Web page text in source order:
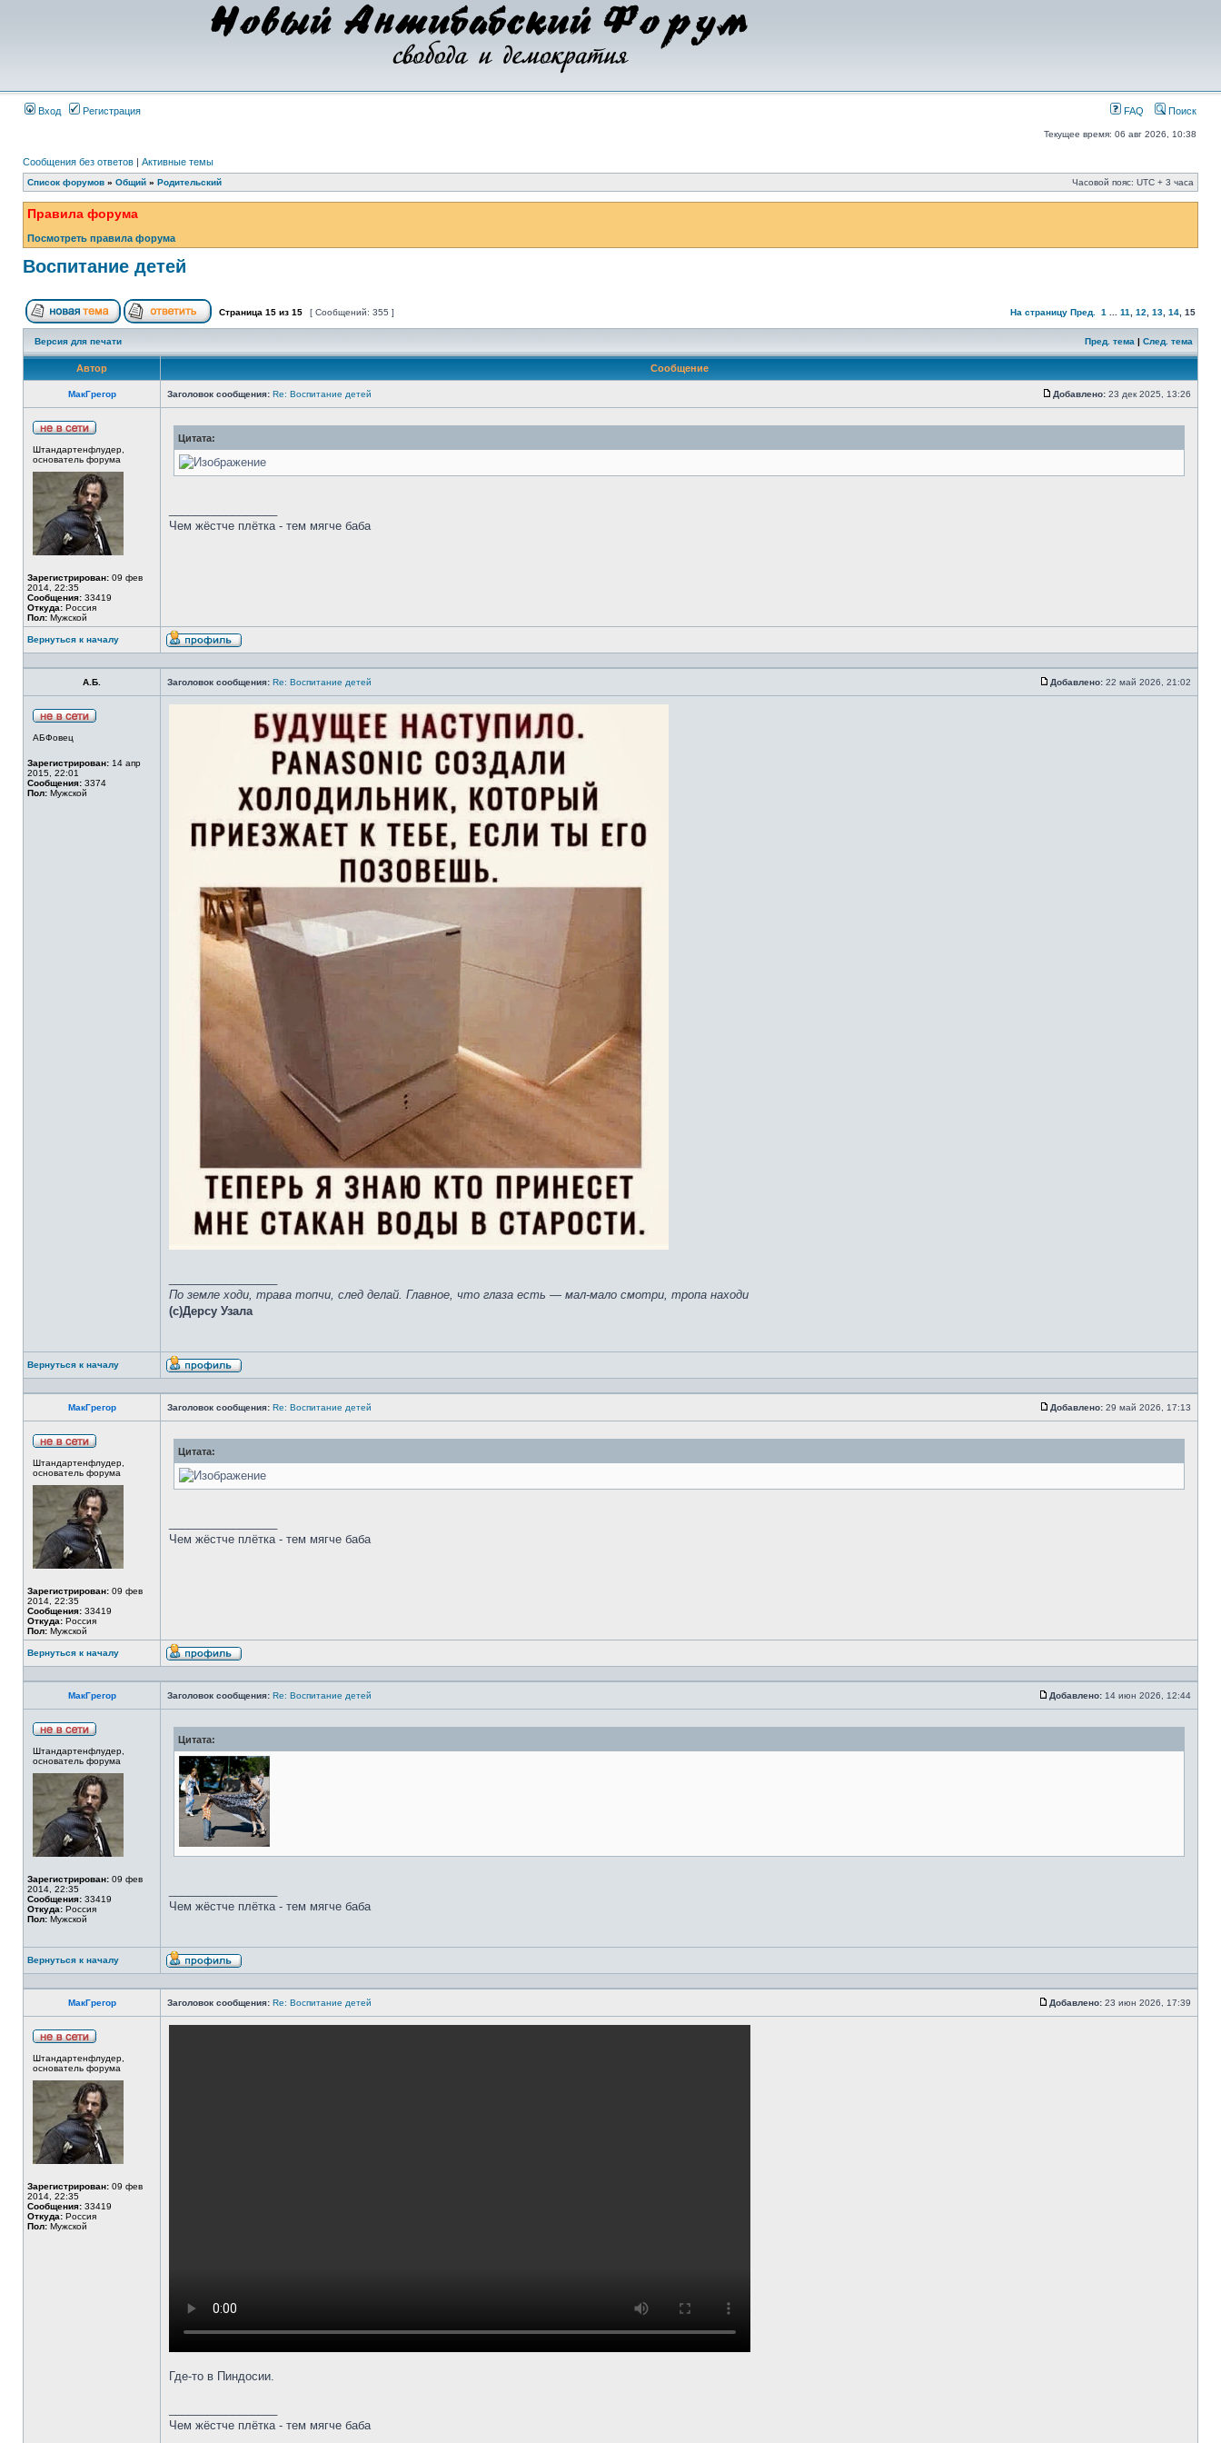
Вход Регистрация FAQ Поиск
Текущее время: 06 авг 2026, 10:38
Сообщения без ответов | Активные темы
Список форумов » Общий » Родительский Часовой пояс: UTC + 3 часа
Правила форума
Посмотреть правила форума
Воспитание детей
Страница 15 из 15 [ Сообщений: 355 ] На страницу Пред. 1 11 12 13 14 15
Версия для печати Пред. тема | След. тема
Автор Сообщение
МакГрегор Заголовок сообщения: Re: Воспитание детей Добавлено: 23 дек 2025, 13:26
Штандартенфлудер,
основатель форума
Зарегистрирован: 09 фев
2014, 22:35
Сообщения: 33419
Откуда: Россия
Пол: Мужской
Цитата:
Чем жёстче плётка - тем мягче баба
Вернуться к началу
А.Б. Заголовок сообщения: Re: Воспитание детей Добавлено: 22 май 2026, 21:02
АБФовец
Зарегистрирован: 14 апр
2015, 22:01
Сообщения: 3374
Пол: Мужской
По земле ходи, трава топчи, след делай. Главное, что глаза есть — мал-мало смотри, тропа находи
(с)Дерсу Узала
Вернуться к началу
МакГрегор Заголовок сообщения: Re: Воспитание детей Добавлено: 29 май 2026, 17:13
Штандартенфлудер,
основатель форума
Зарегистрирован: 09 фев
2014, 22:35
Сообщения: 33419
Откуда: Россия
Пол: Мужской
Цитата:
Чем жёстче плётка - тем мягче баба
Вернуться к началу
МакГрегор Заголовок сообщения: Re: Воспитание детей Добавлено: 14 июн 2026, 12:44
Штандартенфлудер,
основатель форума
Зарегистрирован: 09 фев
2014, 22:35
Сообщения: 33419
Откуда: Россия
Пол: Мужской
Цитата:
Чем жёстче плётка - тем мягче баба
Вернуться к началу
МакГрегор Заголовок сообщения: Re: Воспитание детей Добавлено: 23 июн 2026, 17:39
Штандартенфлудер,
основатель форума
Зарегистрирован: 09 фев
2014, 22:35
Сообщения: 33419
Откуда: Россия
Пол: Мужской
Где-то в Пиндосии.
Чем жёстче плётка - тем мягче баба